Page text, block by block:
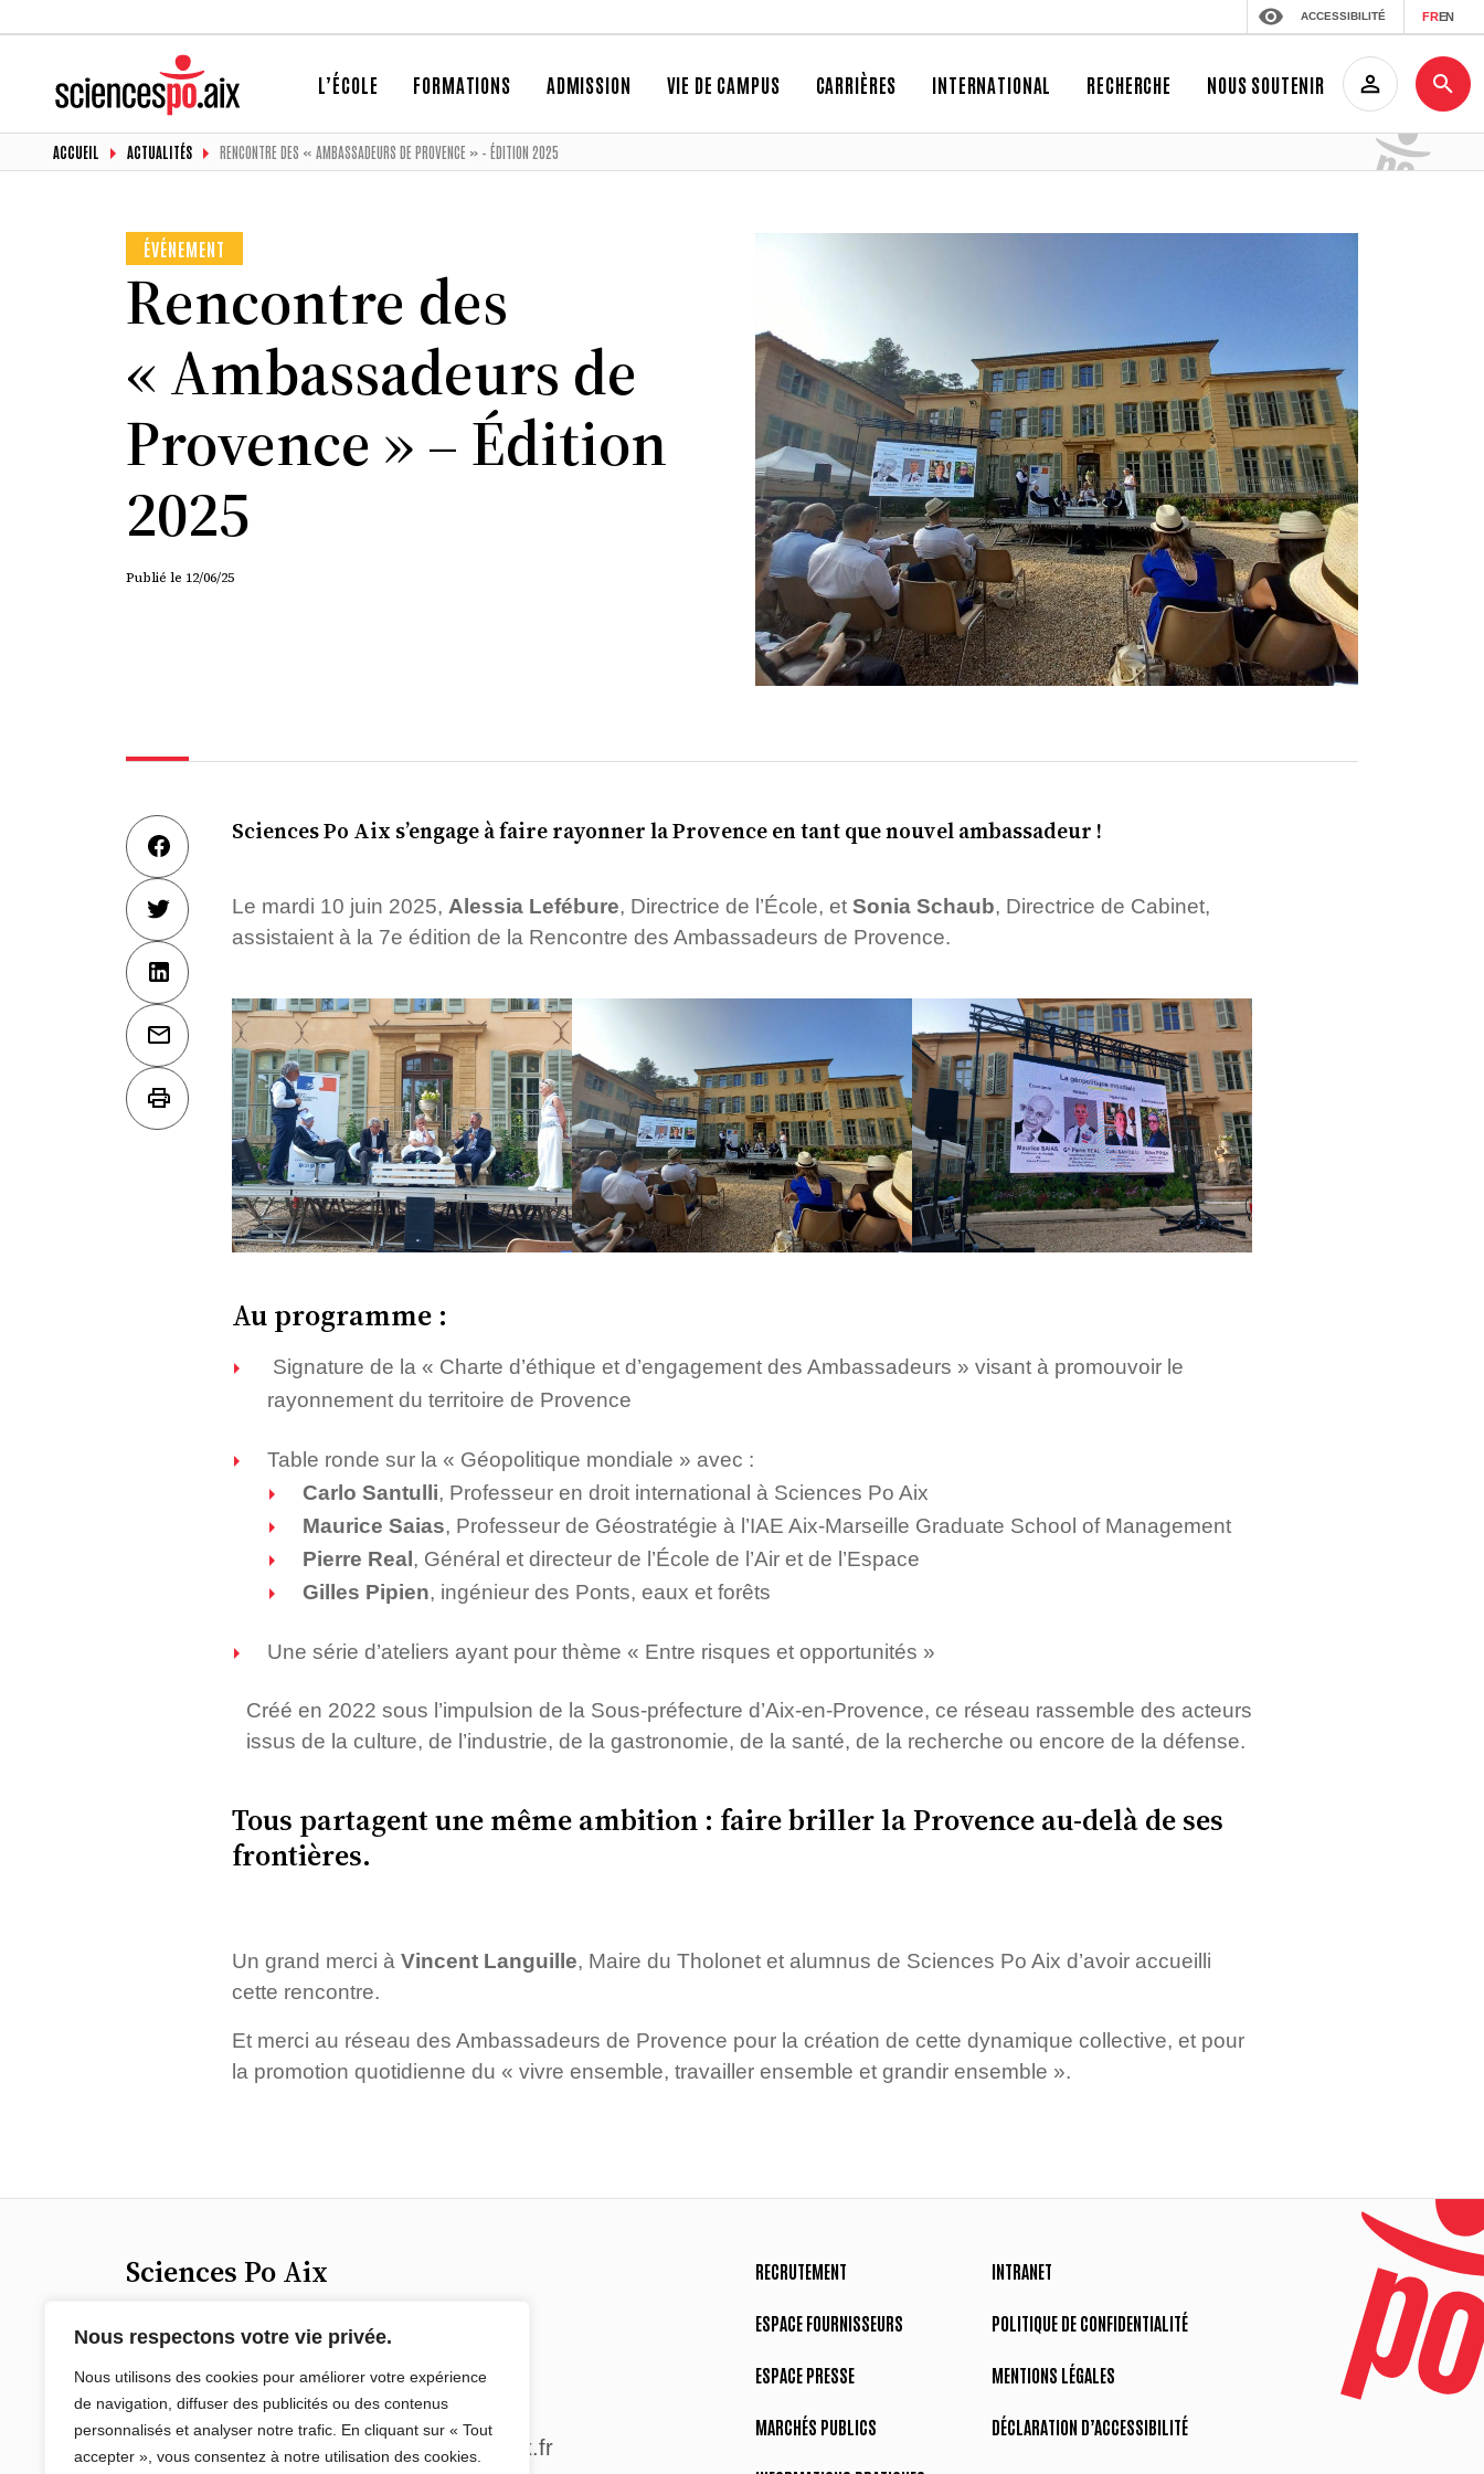
Nous respectons votre vie privée.
Nous utilisons des cookies pour améliorer votre expérience
de navigation, diffuser des publicités ou des contenus
personnalisés et analyser notre trafic. En cliquant sur « Tout
accepter », vous consentez à notre utilisation des cookies.
ACCESSIBILITÉ FREN
L’ÉCOLE FORMATIONS ADMISSION VIE DE CAMPUS CARRIÈRES INTERNATIONAL RECHERCHE NOUS SOUTENIR
ACCUEIL ACTUALITÉS RENCONTRE DES « AMBASSADEURS DE PROVENCE » – ÉDITION 2025
ÉVÉNEMENT
Rencontre des
« Ambassadeurs de
Provence » – Édition
2025
Publié le 12/06/25
Sciences Po Aix s’engage à faire rayonner la Provence en tant que nouvel ambassadeur !
Le mardi 10 juin 2025, Alessia Lefébure, Directrice de l’École, et Sonia Schaub, Directrice de Cabinet,
assistaient à la 7e édition de la Rencontre des Ambassadeurs de Provence.
Au programme :
Signature de la « Charte d’éthique et d’engagement des Ambassadeurs » visant à promouvoir le
rayonnement du territoire de Provence
Table ronde sur la « Géopolitique mondiale » avec :
Carlo Santulli, Professeur en droit international à Sciences Po Aix
Maurice Saias, Professeur de Géostratégie à l’IAE Aix-Marseille Graduate School of Management
Pierre Real , Général et directeur de l’École de l’Air et de l’Espace
Gilles Pipien, ingénieur des Ponts, eaux et forêts
Une série d’ateliers ayant pour thème « Entre risques et opportunités »
Créé en 2022 sous l’impulsion de la Sous-préfecture d’Aix-en-Provence, ce réseau rassemble des acteurs
issus de la culture, de l’industrie, de la gastronomie, de la santé, de la recherche ou encore de la défense.
Tous partagent une même ambition : faire briller la Provence au-delà de ses
frontières.
Un grand merci à Vincent Languille, Maire du Tholonet et alumnus de Sciences Po Aix d’avoir accueilli
cette rencontre.
Et merci au réseau des Ambassadeurs de Provence pour la création de cette dynamique collective, et pour
la promotion quotidienne du « vivre ensemble, travailler ensemble et grandir ensemble ».
Sciences Po Aix
13100 Aix-en-Provence
Tel : 04 65 04 70 00
Courriel :sciencespo.aix@sciencespo-aix.fr
RECRUTEMENT
ESPACE FOURNISSEURS
ESPACE PRESSE
MARCHÉS PUBLICS
INTRANET
POLITIQUE DE CONFIDENTIALITÉ
MENTIONS LÉGALES
DÉCLARATION D’ACCESSIBILITÉ